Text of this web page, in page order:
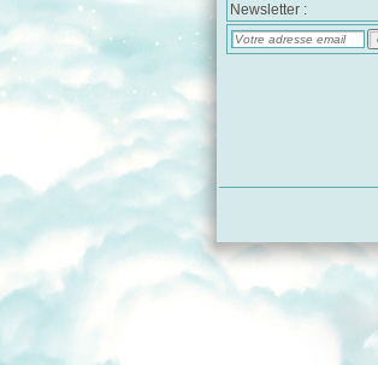
Newsletter :